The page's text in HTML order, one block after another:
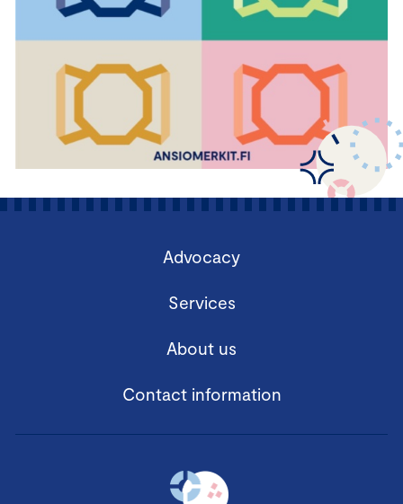
Advocacy
Services
About us
Contact information